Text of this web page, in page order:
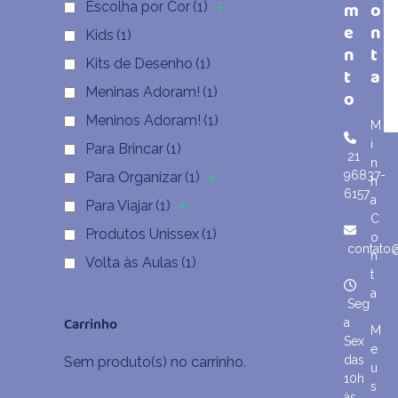
Escolha por Cor (1)
Kids (1)
Kits de Desenho (1)
Meninas Adoram! (1)
Meninos Adoram! (1)
Para Brincar (1)
Para Organizar (1)
Para Viajar (1)
Produtos Unissex (1)
Volta às Aulas (1)
Carrinho
Sem produto(s) no carrinho.
m
e
n
t
o
21
96837-
6157
Seg
a
Sex
das
10h
o
n
t
a
M
i
n
h
a
C
o
n
t
a
M
e
u
s